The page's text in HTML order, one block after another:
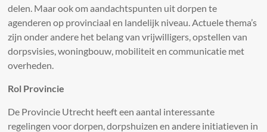
delen. Maar ook om aandachtspunten uit dorpen te
agenderen op provinciaal en landelijk niveau. Actuele thema’s
zijn onder andere het belang van vrijwilligers, opstellen van
dorpsvisies, woningbouw, mobiliteit en communicatie met
overheden.
Rol Provincie
De Provincie Utrecht heeft een aantal interessante
regelingen voor dorpen, dorpshuizen en andere initiatieven in